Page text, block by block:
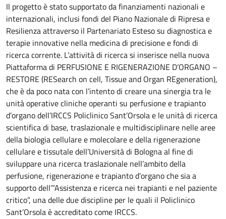
Il progetto è stato supportato da finanziamenti nazionali e
internazionali, inclusi fondi del Piano Nazionale di Ripresa e
Resilienza attraverso il Partenariato Esteso su diagnostica e
terapie innovative nella medicina di precisione e fondi di
ricerca corrente. L’attività di ricerca si inserisce nella nuova
Piattaforma di PERFUSIONE E RIGENERAZIONE D’ORGANO –
RESTORE (RESearch on cell, Tissue and Organ REgeneration),
che è da poco nata con l’intento di creare una sinergia tra le
unità operative cliniche operanti su perfusione e trapianto
d’organo dell’IRCCS Policlinico Sant’Orsola e le unità di ricerca
scientifica di base, traslazionale e multidisciplinare nelle aree
della biologia cellulare e molecolare e della rigenerazione
cellulare e tissutale dell’Università di Bologna al fine di
sviluppare una ricerca traslazionale nell’ambito della
perfusione, rigenerazione e trapianto d’organo che sia a
supporto dell’”Assistenza e ricerca nei trapianti e nel paziente
critico”, una delle due discipline per le quali il Policlinico
Sant’Orsola è accreditato come IRCCS.